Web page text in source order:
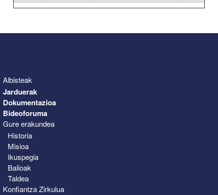
Albisteak
Jarduerak
Dokumentazioa
Bideoforuma
Gure erakundea
Historia
Misioa
Ikuspegia
Balioak
Taldea
Konfiantza Zirkulua